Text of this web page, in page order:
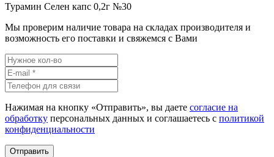
Турамин Селен капс 0,2г №30
Мы проверим наличие товара на складах производителя и
возможность его поставки и свяжемся с Вами
Нажимая на кнопку «Отправить», вы даете согласие на
обработку персональных данных и соглашаетесь c политикой
конфиденциальности